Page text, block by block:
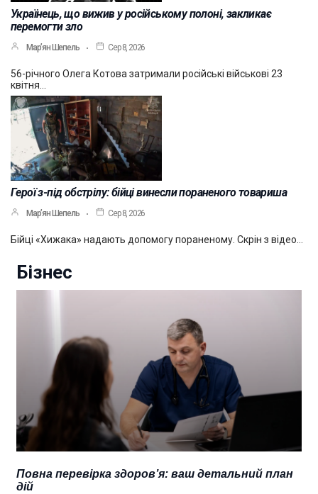
Українець, що вижив у російському полоні, закликає
перемогти зло
Мар’ян Шепель Сер 8, 2026
56-річного Олега Котова затримали російські військові 23
квітня…
Герої з-під обстрілу: бійці винесли пораненого товариша
Мар’ян Шепель Сер 8, 2026
Бійці «Хижака» надають допомогу пораненому. Скрін з відео…
Бізнес
Повна перевірка здоров’я: ваш детальний план
дій